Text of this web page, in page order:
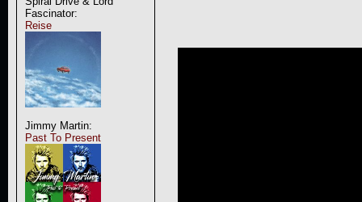
Fascinator:
Reise
Jimmy Martin:
Past To Present